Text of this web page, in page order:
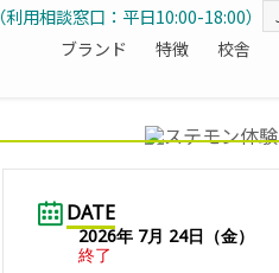
ブランド 特徴 校舎
（利用相談窓口：平日10:00-18:00）
DATE
2026年 7月 24日（金）
終了